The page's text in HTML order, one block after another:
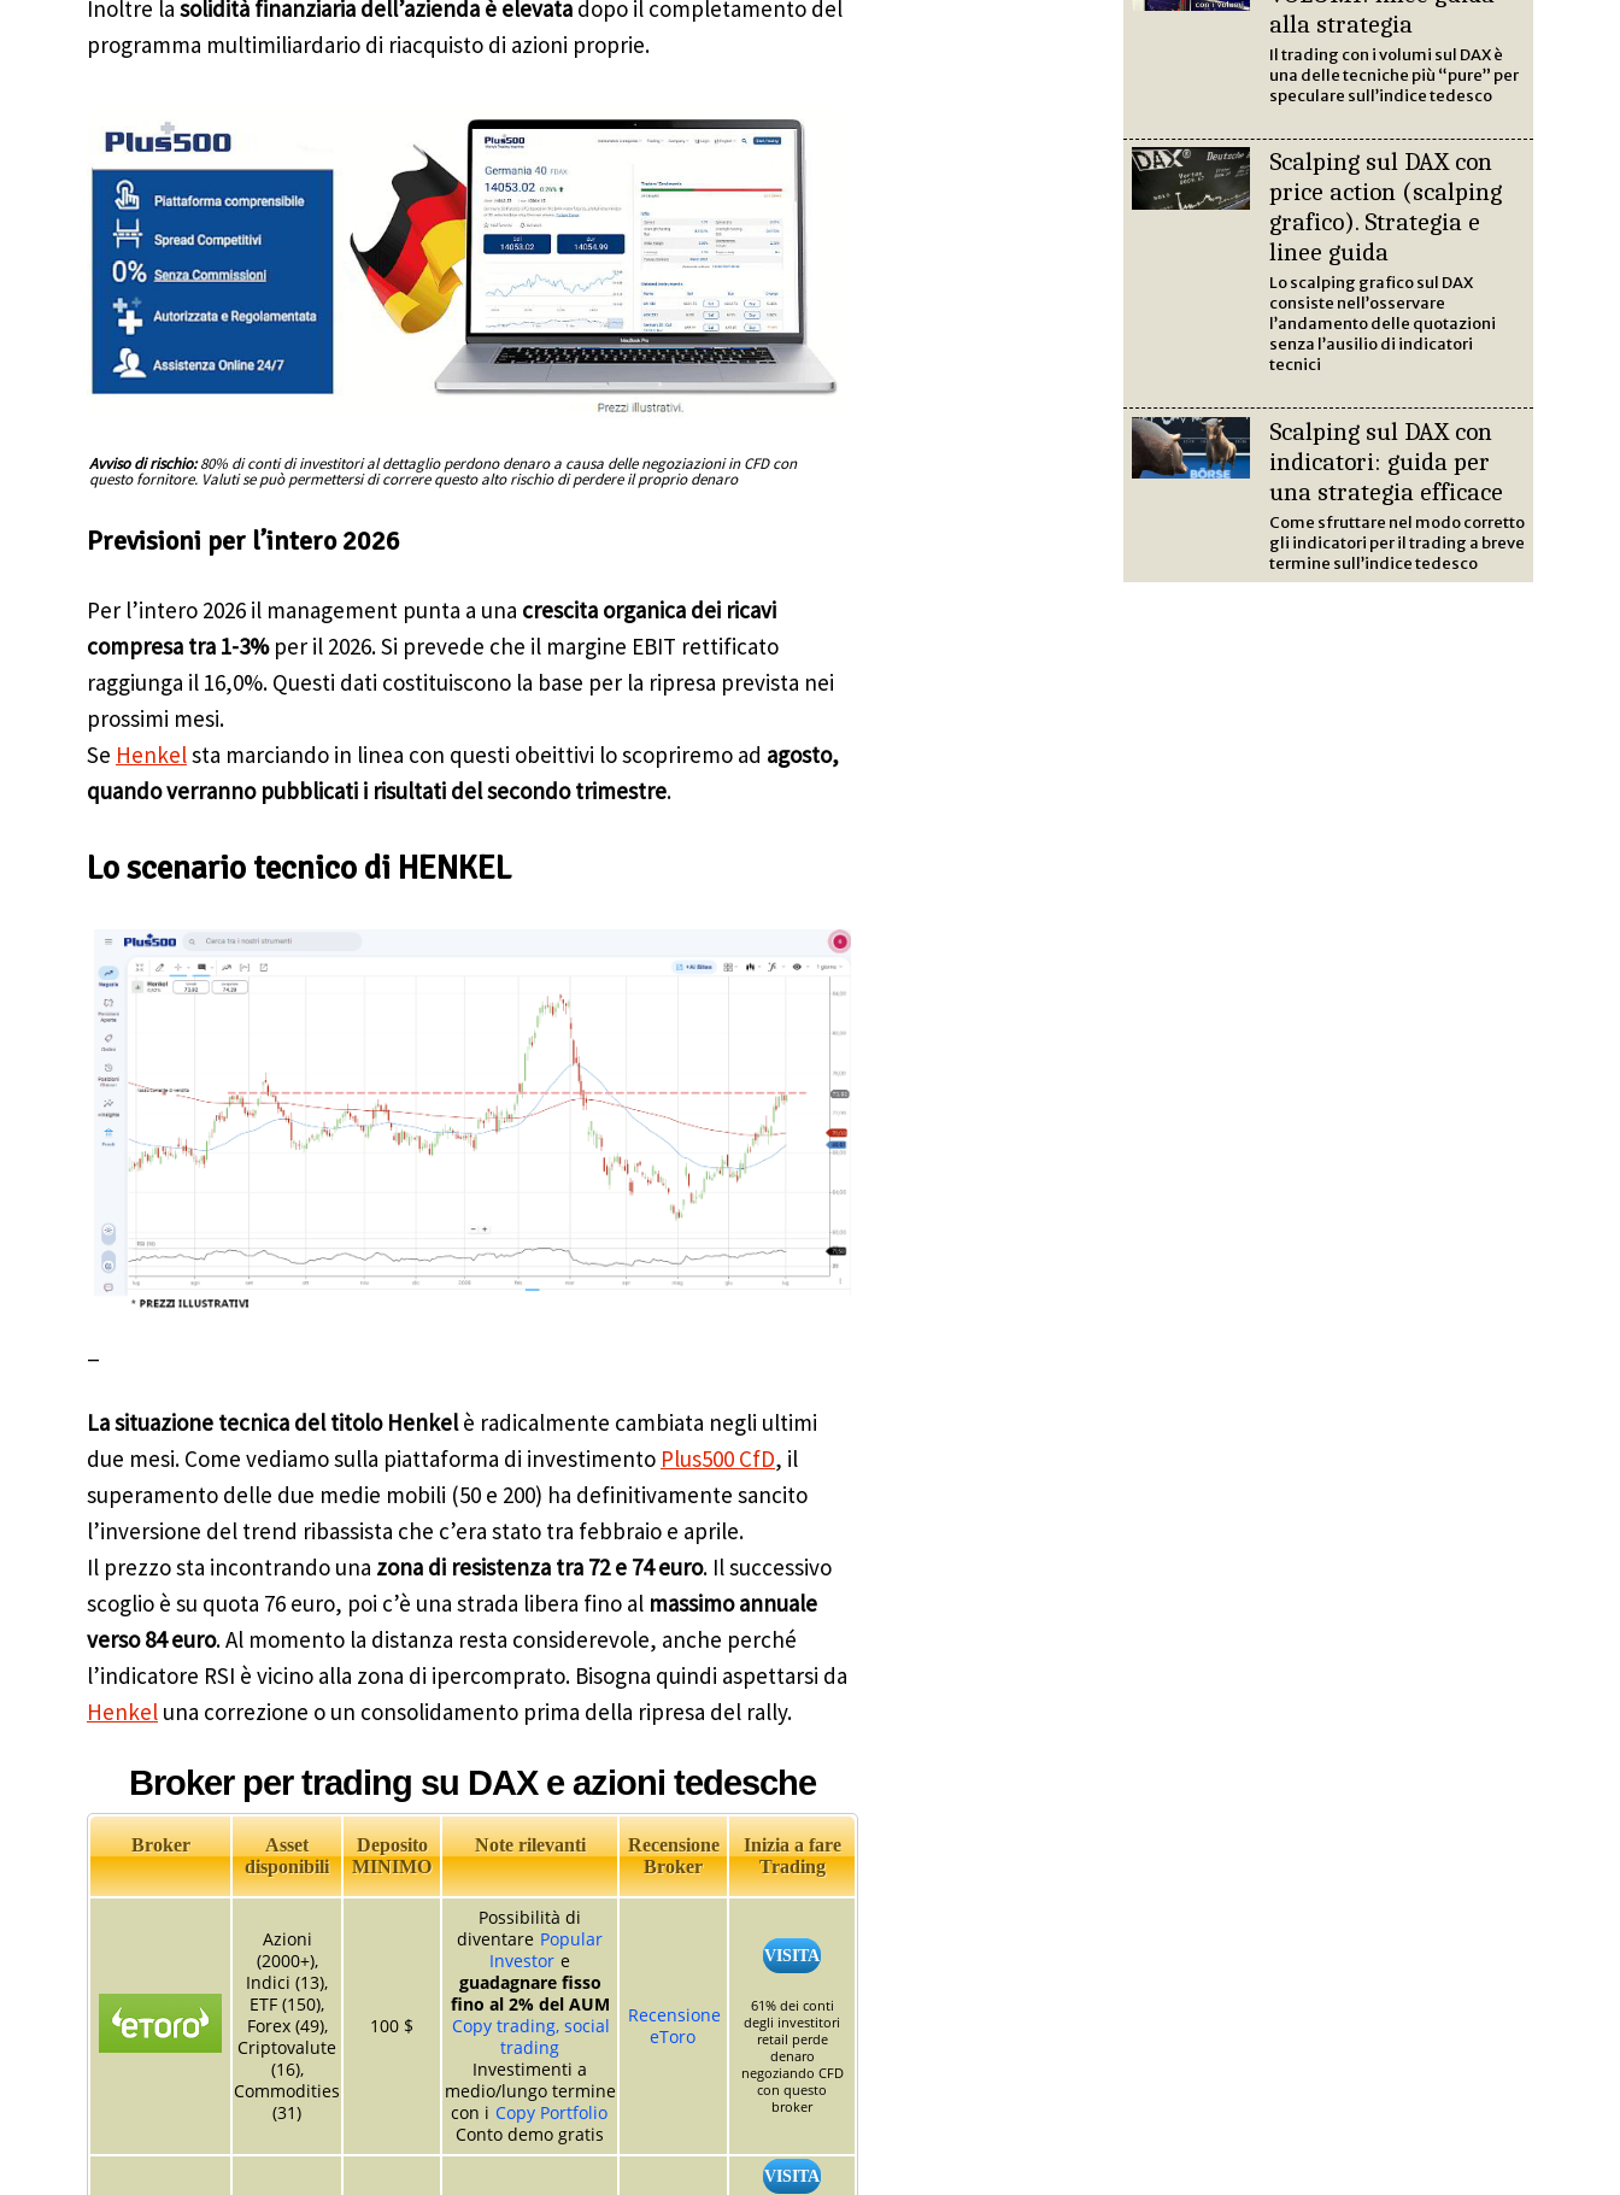
Inoltre la solidità finanziaria dell’azienda è elevata dopo il completamento del
programma multimiliardario di riacquisto di azioni proprie.
Avviso di rischio:80% di conti di investitori al dettaglio perdono denaro a causa delle negoziazioni in CFD con
questo fornitore. Valuti se può permettersi di correre questo alto rischio di perdere il proprio denaro
Previsioni per l’intero 2026
Per l’intero 2026 il management punta a una crescita organica dei ricavi
compresa tra 1-3% per il 2026. Si prevede che il margine EBIT rettificato
raggiunga il 16,0%. Questi dati costituiscono la base per la ripresa prevista nei
prossimi mesi.
Se Henkelsta marciando in linea con questi obeittivi lo scopriremo ad agosto,
quando verranno pubblicati i risultati del secondo trimestre.
Lo scenario tecnico di HENKEL
La situazione tecnica del titolo Henkelè radicalmente cambiata negli ultimi
due mesi. Come vediamo sulla piattaforma di investimento Plus500 CfD, il
superamento delle due medie mobili (50 e 200) ha definitivamente sancito
l’inversione del trend ribassista che c’era stato tra febbraio e aprile.
Il prezzo sta incontrando una zona di resistenza tra 72 e 74 euro. Il successivo
scoglio è su quota 76 euro, poi c’è una strada libera fino al massimo annuale
verso 84 euro. Al momento la distanza resta considerevole, anche perché
l’indicatore RSI è vicino alla zona di ipercomprato. Bisogna quindi aspettarsi da
Henkel una correzione o un consolidamento prima della ripresa del rally.
Broker per trading su DAX e azioni tedesche
Broker
Asset
disponibili
Deposito
MINIMO
Note rilevanti
Recensione
Broker
Inizia a fare
Trading
Azioni
(2000+),
Indici (13),
ETF (150),
Forex (49),
Criptovalute
(16),
Commodities
(31)
100 $
Possibilità di
diventare Popular
Investor e
guadagnare fisso
fino al 2% del AUM
Copy trading, social
trading
Investimenti a
medio/lungo termine
con i Copy Portfolio
Conto demo gratis
Recensione
eToro
VISITA
61% dei conti
degli investitori
retail perde
denaro
negoziando CFD
con questo
broker
VISITA
alla strategia
Il trading con i volumi sul DAX è
una delle tecniche più “pure” per
speculare sull’indice tedesco
Scalping sul DAX con
price action (scalping
grafico). Strategia e
linee guida
Lo scalping grafico sul DAX
consiste nell’osservare
l’andamento delle quotazioni
senza l’ausilio di indicatori
tecnici
Scalping sul DAX con
indicatori: guida per
una strategia efficace
Come sfruttare nel modo corretto
gli indicatori per il trading a breve
termine sull’indice tedesco